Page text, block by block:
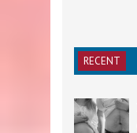
RECENT